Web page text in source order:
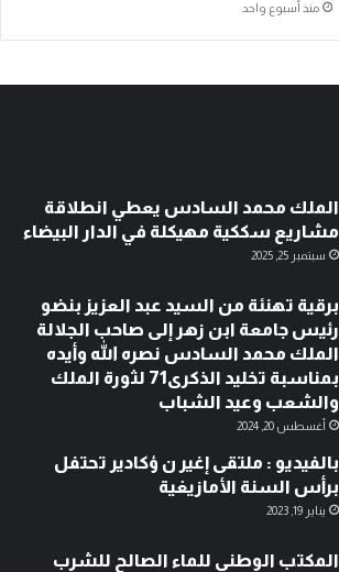
منذ أسبوع واحد
الملك محمد السادس يعطي انطلاقة
مشاريع سككية مهيكلة في الدار البيضاء
سبتمبر 25, 2025
برقية تهنئة من السيد عبد العزيز بنضو
رئيس جامعة ابن زهر إلى صاحب الجلالة
الملك محمد السادس نصره الله وأيده
بمناسبة تخليد الذكرى71 لثورة الملك
والشعب وعيد الشباب
أغسطس 20, 2024
بالفيديو : ملتقى إغير ن ؤكادير تحتفل
برأس السنة الأمازيغية
يناير 19, 2023
المكتب الوطني للماء الصالح للشرب